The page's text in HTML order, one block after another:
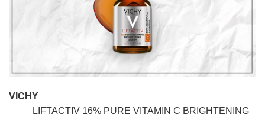
VICHY
LIFTACTIV 16% PURE VITAMIN C BRIGHTENING